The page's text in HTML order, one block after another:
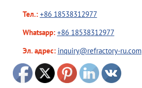
Тел.: +86 18538312977
Whatsapp: +86 18538312977
Эл. адрес: inquiry@refractory-ru.com